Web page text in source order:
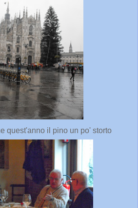
quest'anno il pino un po' storto